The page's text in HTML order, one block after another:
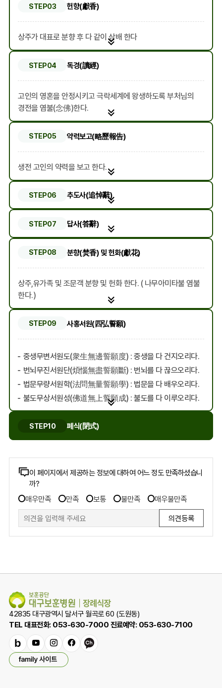
STEP03 헌향(獻香)
상주가 대표로 분향 후 다 같이 삼배 한다
STEP04 독경(讀經)
고인의 영혼을 안정시키고 극락세계에 왕생하도록 부처님의
경전을 염불(念佛)한다.
STEP05 약력보고(略歷報告)
생전 고인의 약력을 보고 한다.
STEP06 추도사(追悼辭)
STEP07 답사(答辭)
STEP08 분향(焚香) 및 헌화(獻花)
상주,유가족 및 조문객 분향 및 헌화 한다. ( 나무아미타불 염불
한다.)
STEP09 사홍서원(四弘誓願)
중생무변서원도(衆生無邊誓願度) : 중생을 다 건지오리다.
번뇌무진서원단(煩惱無盡誓願斷) : 번뇌를 다 끊으오리다.
법문무량서원학(法問無量誓願學) : 법문을 다 배우오리다.
불도무상서원성(佛道無上誓願成) : 불도를 다 이루오리다.
STEP10 폐식(閉式)
콘
츠
만
족
도
이 페이지에서 제공하는 정보에 대하여 어느 정도 만족하셨습니
까?
만
족
도
조
사
매우만족 만족 보통 불만족 매우불만족
42835 대구광역시 달서구 월곡로 60 (도원동)
TEL 대표전화: 053-630-7000 진료예약: 053-630-7100
밴
드
유
튜
브
인
스
타
페
카
패
밀